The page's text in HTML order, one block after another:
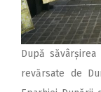
După
revărsate de